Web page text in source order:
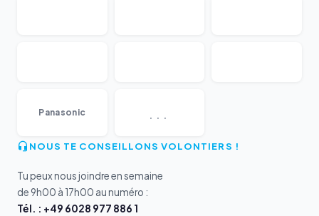
Panasonic ...
NOUS TE CONSEILLONS VOLONTIERS !
Tu peux nous joindre en semaine
de 9h00 à 17h00 au numéro :
Tél. : +49 6028 977 886 1